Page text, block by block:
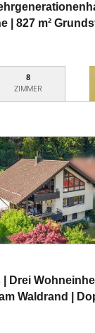
| 827 m²
8
ZIMMER
Drei
Waldrand |